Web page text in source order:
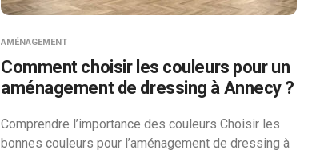
AMÉNAGEMENT
Comment choisir les couleurs pour un
aménagement de dressing à Annecy ?
Comprendre l’importance des couleurs Choisir les
bonnes couleurs pour l’aménagement de dressing à